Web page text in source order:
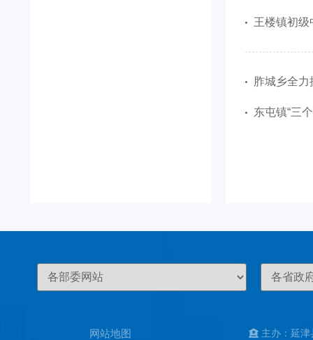
王楼镇初
胙城乡全
东屯镇“三
网站地图
主办：延